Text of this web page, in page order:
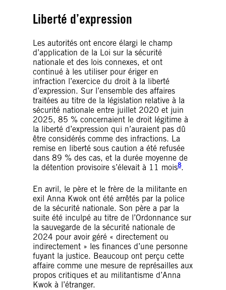
Liberté d’expression
Les autorités ont encore élargi le champ
d’application de la Loi sur la sécurité
nationale et des lois connexes, et ont
continué à les utiliser pour ériger en
infraction l’exercice du droit à la liberté
d’expression. Sur l’ensemble des affaires
traitées au titre de la législation relative à la
sécurité nationale entre juillet 2020 et juin
2025, 85 % concernaient le droit légitime à
la liberté d’expression qui n’auraient pas dû
être considérés comme des infractions. La
remise en liberté sous caution a été refusée
dans 89 % des cas, et la durée moyenne de
la détention provisoire s’élevait à 11 mois8.
En avril, le père et le frère de la militante en
exil Anna Kwok ont été arrêtés par la police
de la sécurité nationale. Son père a par la
suite été inculpé au titre de l’Ordonnance sur
la sauvegarde de la sécurité nationale de
2024 pour avoir géré « directement ou
indirectement » les finances d’une personne
fuyant la justice. Beaucoup ont perçu cette
affaire comme une mesure de représailles aux
propos critiques et au militantisme d’Anna
Kwok à l’étranger.